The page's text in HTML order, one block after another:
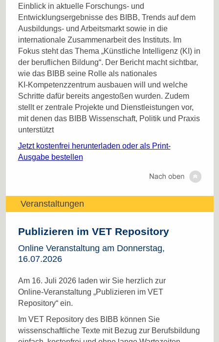
Einblick in aktuelle Forschungs- und
Entwicklungsergebnisse des BIBB, Trends auf dem
Ausbildungs- und Arbeitsmarkt sowie in die
internationale Zusammenarbeit des Instituts. Im
Fokus steht das Thema „Künstliche Intelligenz (KI) in
der beruflichen Bildung“. Der Bericht macht sichtbar,
wie das BIBB seine Rolle als nationales
KI‑Kompetenzzentrum ausbauen will und welche
Schritte dafür bereits angestoßen wurden. Zudem
stellt er zentrale Projekte und Dienstleistungen vor,
mit denen das BIBB Wissenschaft, Politik und Praxis
unterstützt
Jetzt kostenfrei herunterladen oder als Print-
Ausgabe bestellen
Veranstaltungen
Publizieren im VET Repository
Online Veranstaltung am Donnerstag,
16.07.2026
Am 16. Juli 2026 laden wir Sie herzlich zur
Online‑Veranstaltung „Publizieren im VET
Repository“ ein.
Im VET Repository des BIBB können Sie
wissenschaftliche Texte mit Bezug zur Berufsbildung